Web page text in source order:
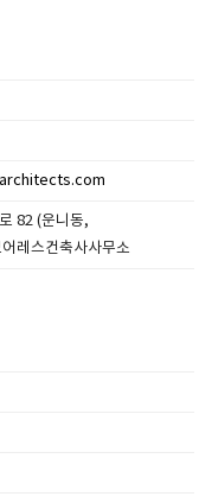
82 (운니동,
레스건축사사무소